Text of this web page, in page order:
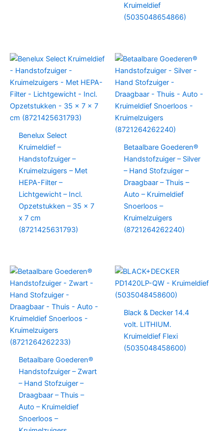
Kruimeldief
(5035048654866)
Benelux Select
Kruimeldief –
Handstofzuiger –
Kruimelzuigers – Met
HEPA-Filter –
Lichtgewicht – Incl.
Opzetstukken – 35 x 7
x 7 cm
(8721425631793)
Betaalbare Goederen®
Handstofzuiger – Silver
– Hand Stofzuiger –
Draagbaar – Thuis –
Auto – Kruimeldief
Snoerloos –
Kruimelzuigers
(8721264262240)
Betaalbare Goederen®
Handstofzuiger – Zwart
– Hand Stofzuiger –
Draagbaar – Thuis –
Auto – Kruimeldief
Snoerloos –
Black & Decker 14.4
volt. LITHIUM.
Kruimeldief Flexi
(5035048458600)